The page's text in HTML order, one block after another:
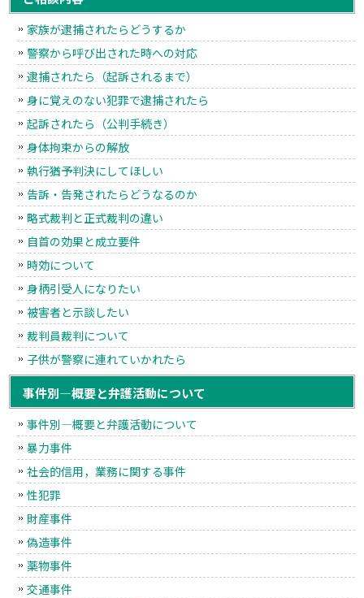
家族が逮捕されたらどうするか
警察から呼び出された時への対応
逮捕されたら（起訴されるまで）
身に覚えのない犯罪で逮捕されたら
起訴されたら（公判手続き）
身体拘束からの解放
執行猶予判決にしてほしい
告訴・告発されたらどうなるのか
略式裁判と正式裁判の違い
自首の効果と成立要件
時効について
身柄引受人になりたい
被害者と示談したい
裁判員裁判について
子供が警察に連れていかれたら
事件別―概要と弁護活動について
事件別―概要と弁護活動について
暴力事件
社会的信用，業務に関する事件
性犯罪
財産事件
偽造事件
薬物事件
交通事件